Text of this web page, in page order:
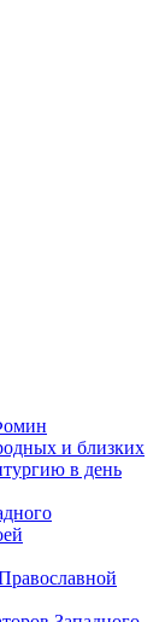
и близких
в день